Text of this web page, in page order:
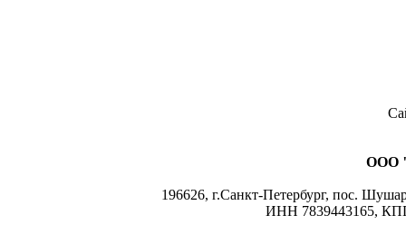
ООО
196626, г.Санкт-Петербург, пос.
ИНН 7839443165,